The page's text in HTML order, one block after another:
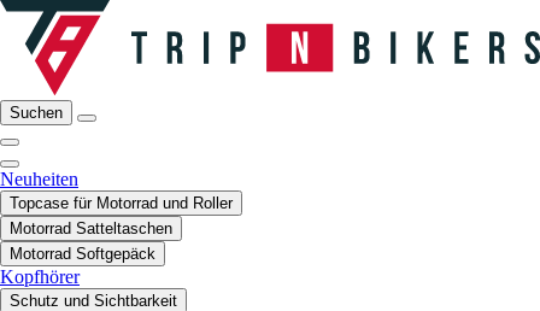
Suchen
Neuheiten
Topcase für Motorrad und Roller
Motorrad Satteltaschen
Motorrad Softgepäck
Kopfhörer
Schutz und Sichtbarkeit